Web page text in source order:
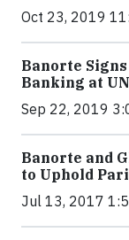
Oct 23, 2019
Banorte
Banking at
Sep 22, 2019
Banorte and
to Uphold
Jul 13, 2017